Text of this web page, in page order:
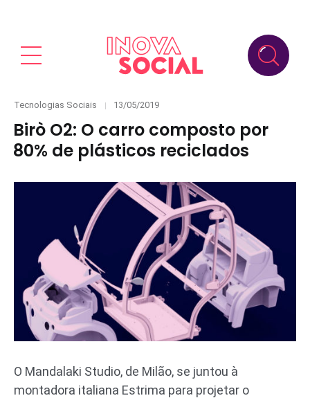
Categories
Tecnologias Sociais
Posted
13/05/2019
Birò O2: O carro composto por
80% de plásticos reciclados
O Mandalaki Studio, de Milão, se juntou à
montadora italiana Estrima para projetar o